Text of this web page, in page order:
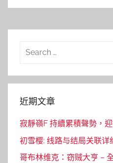
Search
近期文章
寂靜嶺F 持續累積聲勢，
初雪樱: 线路与结局关联详
哥布林维克：窃贼大亨 –